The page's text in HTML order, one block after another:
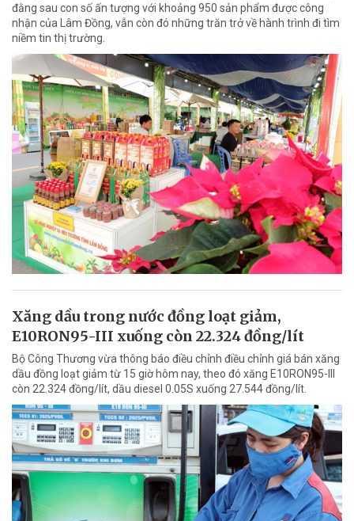
đằng sau con số ấn tượng với khoảng 950 sản phẩm được công
nhận của Lâm Đồng, vẫn còn đó những trăn trở về hành trình đi tìm
niềm tin thị trường.
Xăng dầu trong nước đồng loạt giảm,
E10RON95-III xuống còn 22.324 đồng/lít
Bộ Công Thương vừa thông báo điều chỉnh điều chỉnh giá bán xăng
dầu đồng loạt giảm từ 15 giờ hôm nay, theo đó xăng E10RON95-III
còn 22.324 đồng/lít, dầu diesel 0.05S xuống 27.544 đồng/lít.